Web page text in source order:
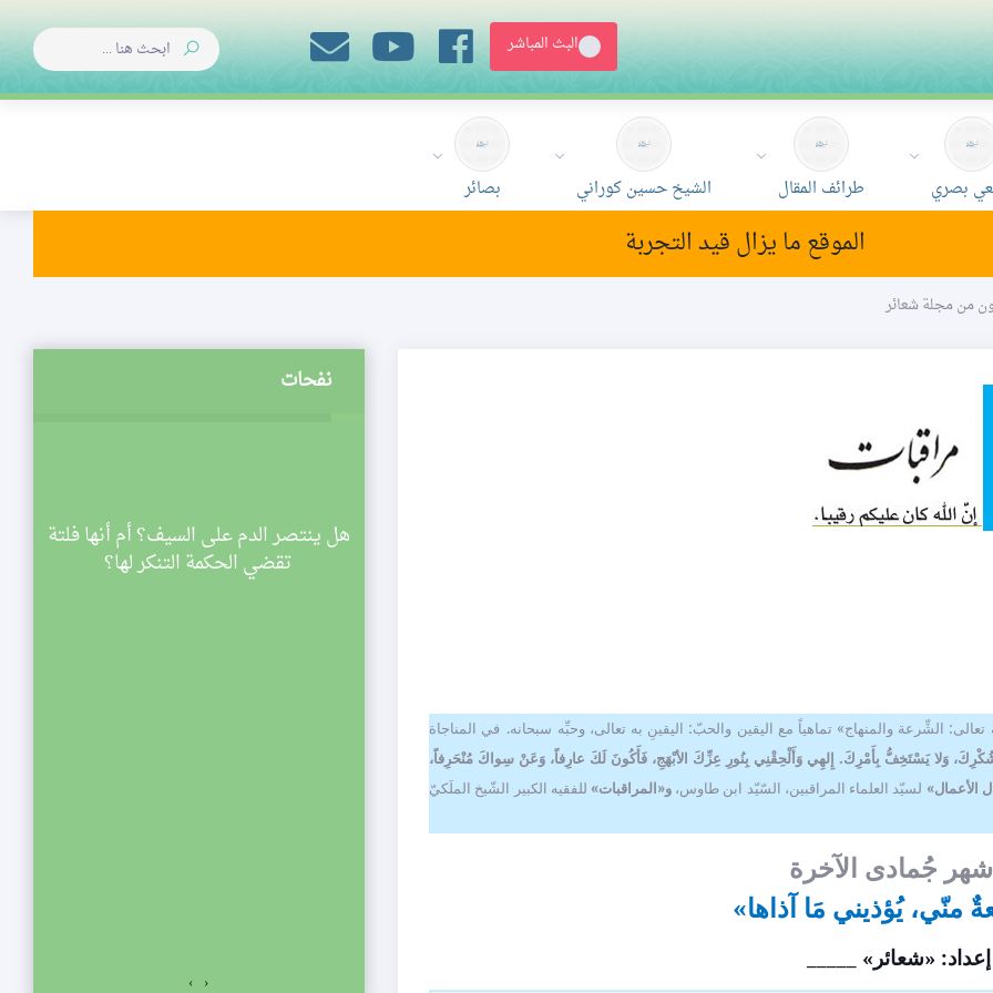
البث المباشر
بصري طرائف المقال الشيخ حسين كوراني بصائر
الموقع ما يزال قيد التجربة
من مجلة شعائر
تعالى: الشِّرعة والمنهاج» تماهياً مع اليقين والحبّ: اليقينِ به تعالى، وحبِّه سبحانه. في المناجاة
وَلا يَسْتَخِفُّ بِأَمْرِكَ. إِلهِي وَأَلْحِقْنِي بِنُورِ عِزِّكَ الأبْهَجِ، فَأَكُونَ لَكَ عارِفاً، وَعَنْ سِواكَ مُنْحَرِفاً،
الأعمال» لسيّد العلماء المراقبين، السّيّد ابن طاوس، و«المراقبات» للفقيه الكبير الشّيخ الملَكيّ
جُمادى الآخرة
منّي، يؤذيني مَا آذاها»
إعداد: «شعائر» _____
نفحات
أين الرجبيون
يدعوكم المركز الإسلامي- حسينية الصديقة الكبرى عليها
ولمدة ساعة ونصف. وفي ليالي الإحياء يستمر المجلس
هل ينتصر الدم على السيف؟ أم أنها فلتة
تقضي الحكمة التنكر لها؟
‹
›